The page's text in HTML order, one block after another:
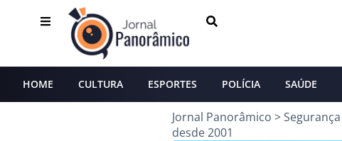
HOME CULTURA ESPORTES POLÍCIA SAÚDE
Jornal Panorâmico >Segurança
desde 2001